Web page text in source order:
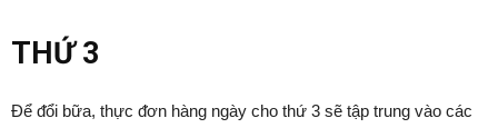
THỨ 3
Để ᵭổi bữa, thực ᵭơn hàng ngày cho thứ 3 sẽ tập trung vào các